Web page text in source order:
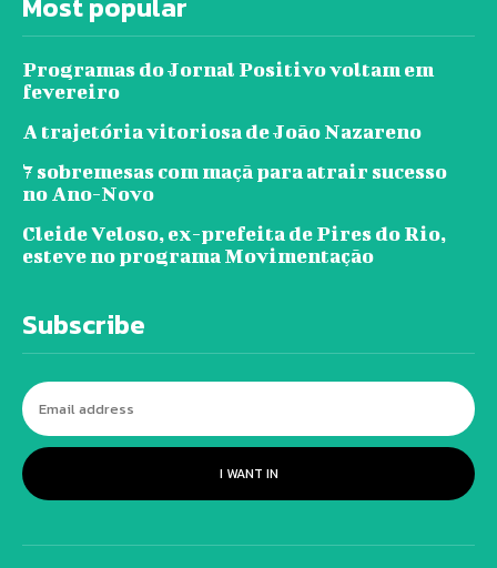
Programas do Jornal Positivo voltam em
fevereiro
A trajetória vitoriosa de João Nazareno
7 sobremesas com maçã para atrair sucesso
no Ano-Novo
Cleide Veloso, ex-prefeita de Pires do Rio,
esteve no programa Movimentação
Subscribe
I WANT IN